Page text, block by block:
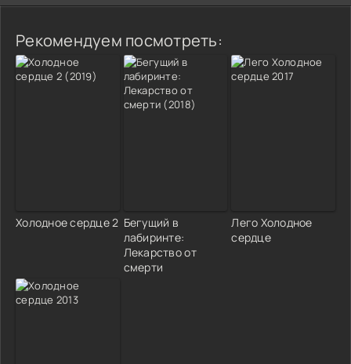
Рекомендуем посмотреть:
Холодное сердце 2 Бегущий в
лабиринте:
Лекарство от
смерти
Лего Холодное
сердце